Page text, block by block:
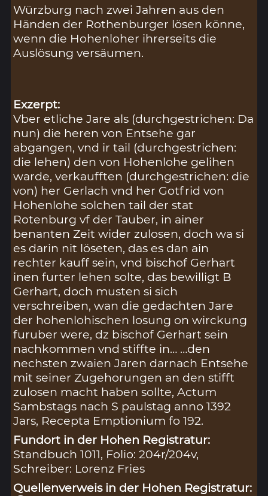
Würzburg nach zwei Jahren aus den
Händen der Rothenburger lösen könne,
wenn die Hohenloher ihrerseits die
Auslösung versäumen.
Exzerpt:
Vber etliche Jare als (durchgestrichen: Da
nun) die heren von Entsehe gar
abgangen, vnd ir tail (durchgestrichen:
die lehen) den von Hohenlohe gelihen
warde, verkaufften (durchgestrichen: die
von) her Gerlach vnd her Gotfrid von
Hohenlohe solchen tail der stat
Rotenburg vf der Tauber, in ainer
benanten Zeit wider zulosen, doch wa si
es darin nit löseten, das es dan ain
rechter kauff sein, vnd bischof Gerhart
inen furter lehen solte, das bewilligt B
Gerhart, doch musten si sich
verschreiben, wan die gedachten Jare
der hohenlohischen losung on wirckung
furuber were, dz bischof Gerhart sein
nachkommen vnd stiffte in… …den
nechsten zwaien Jaren darnach Entsehe
mit seiner Zugehorungen an den stifft
zulosen macht haben sollte, Actum
Sambstags nach S paulstag anno 1392
Jars, Recepta Emptionium fo 192.
Fundort in der Hohen Registratur:
Standbuch 1011, Folio: 204r/204v,
Schreiber: Lorenz Fries
Quellenverweis in der Hohen Registratur: